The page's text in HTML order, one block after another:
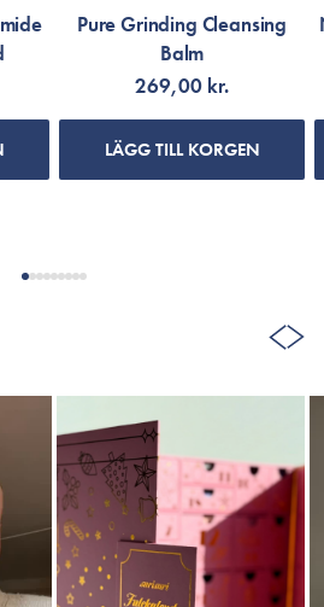
Pure Grinding Cleansing
Balm
269,00 kr.
LÄGG TILL KORGEN